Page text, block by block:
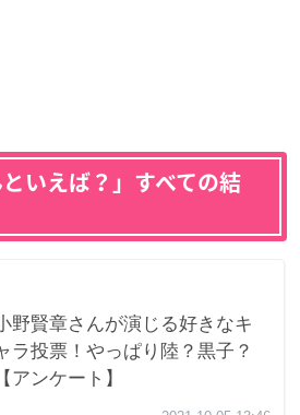
といえば？」すべての結